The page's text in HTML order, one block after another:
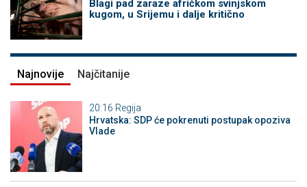
Blagi pad zaraze afričkom svinjskom
kugom, u Srijemu i dalje kritično
Najnovije Najčitanije
20:16 Regija
Hrvatska: SDP će pokrenuti postupak opoziva
Vlade